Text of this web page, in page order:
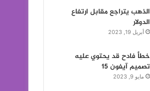
الذهب يتراجع مقابل ارتفاع
الدولار
أبريل 19, 2023
خطأ فادح قد يحتوي عليه
تصميم آيفون 15
مايو 9, 2023